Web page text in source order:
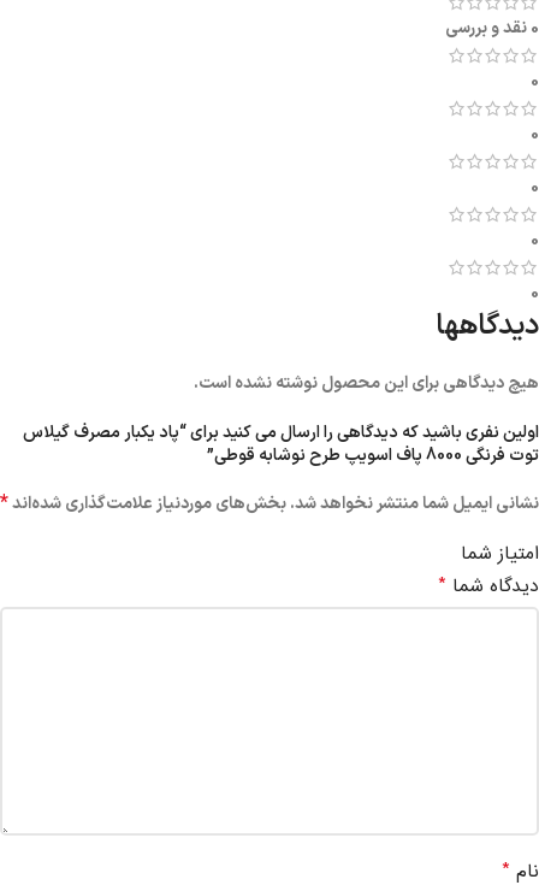
0 نقد و بررسی
0
0
0
0
0
دیدگاهها
هیچ دیدگاهی برای این محصول نوشته نشده است.
اولین نفری باشید که دیدگاهی را ارسال می کنید برای “پاد یکبار مصرف گیلاس
توت فرنگی 8000 پاف اسویپ طرح نوشابه قوطی”
نشانی ایمیل شما منتشر نخواهد شد.بخش‌های موردنیاز علامت‌گذاری شده‌اند*
امتیاز شما
دیدگاه شما *
نام *